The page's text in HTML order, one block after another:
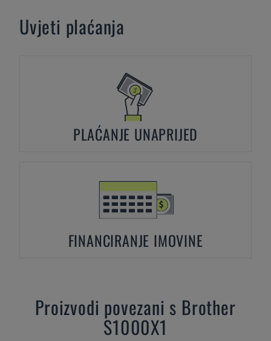
Uvjeti plaćanja
PLAĆANJE UNAPRIJED
FINANCIRANJE IMOVINE
Proizvodi povezani s Brother
S1000X1